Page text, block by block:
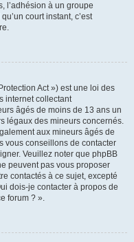
l’adhésion à un groupe
court instant, c’est
Act ») est une loi des
internet collectant
âgés de moins de 13 ans un
légaux des mineurs concernés.
aux mineurs âgés de
vous conseillons de contacter
Veuillez noter que phpBB
peuvent pas vous proposer
contactés à ce sujet, excepté
dois-je contacter à propos de
forum ? ».